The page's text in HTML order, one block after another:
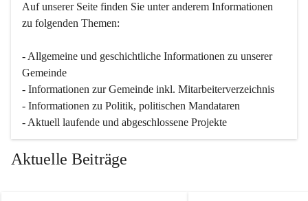
Auf unserer Seite finden Sie un­ter an­de­rem Informationen
zu folgenden Themen:
- Allgemeine und geschichtliche Informationen zu unserer
Gemeinde
- Informationen zur Gemeinde inkl. Mitarbeiterverzeichnis
- Informationen zu Politik, politischen Mandataren
- Aktuell laufende und abgeschlossene Projekte
Aktuelle Beiträge